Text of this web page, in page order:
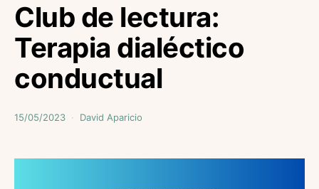
Club de lectura:
Terapia dialéctico
conductual
15/05/2023 David Aparicio